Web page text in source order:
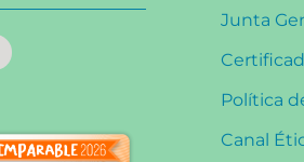
Junta
Política
Canal